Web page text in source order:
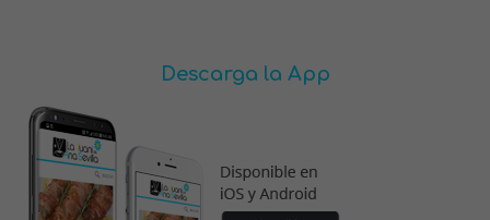
Descarga la App